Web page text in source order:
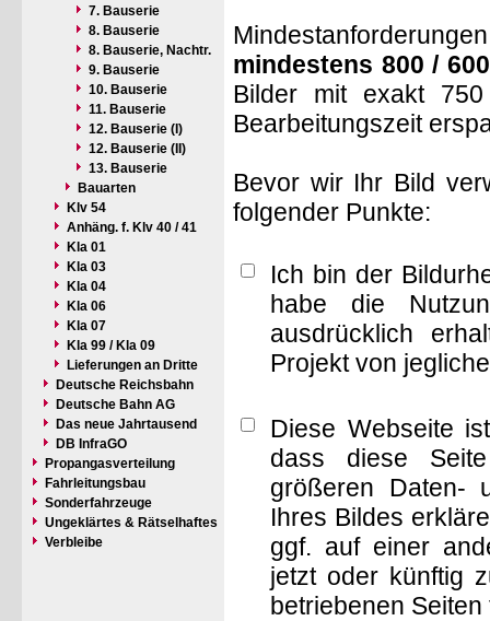
7. Bauserie
8. Bauserie
8. Bauserie, Nachtr.
9. Bauserie
10. Bauserie
11. Bauserie
12. Bauserie (I)
12. Bauserie (II)
13. Bauserie
Bauarten
Klv 54
Anhäng. f. Klv 40 / 41
Kla 01
Kla 03
Kla 04
Kla 06
Kla 07
Kla 99 / Kla 09
Lieferungen an Dritte
Deutsche Reichsbahn
Deutsche Bahn AG
Das neue Jahrtausend
DB InfraGO
Propangasverteilung
Fahrleitungsbau
Sonderfahrzeuge
Ungeklärtes & Rätselhaftes
Verbleibe
mindestens 800 /
Bilder mit exakt
Bearbeitungszeit
Bevor wir Ihr Bild
folgender Punkte:
Ich bin der
habe die
ausdrücklich
Projekt von
Diese Webseite
dass diese
größeren Daten-
Ihres Bildes
ggf. auf einer
jetzt oder künftig
betriebenen